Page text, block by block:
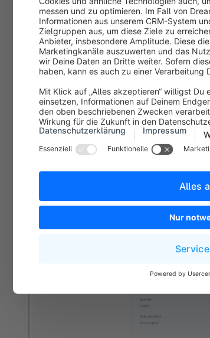
Allgemein
Der Tab Allgemein zeigt Dir genauere
Hier zu gehören auch die Daten, die